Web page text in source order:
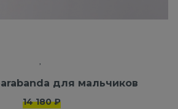
для мальчиков
14 180 ₽